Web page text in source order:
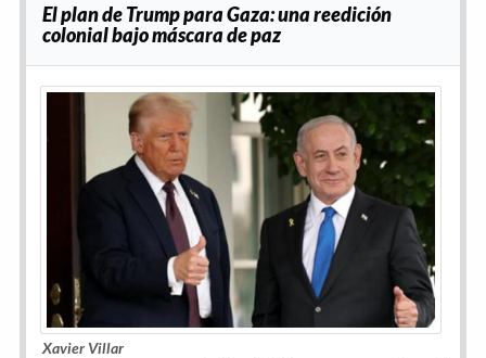
El plan de Trump para Gaza: una reedición
colonial bajo máscara de paz
Xavier Villar